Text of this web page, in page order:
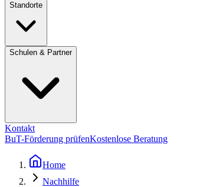
Standorte
Schulen & Partner
Kontakt
BuT-Förderung prüfenKostenlose Beratung
Home
Nachhilfe